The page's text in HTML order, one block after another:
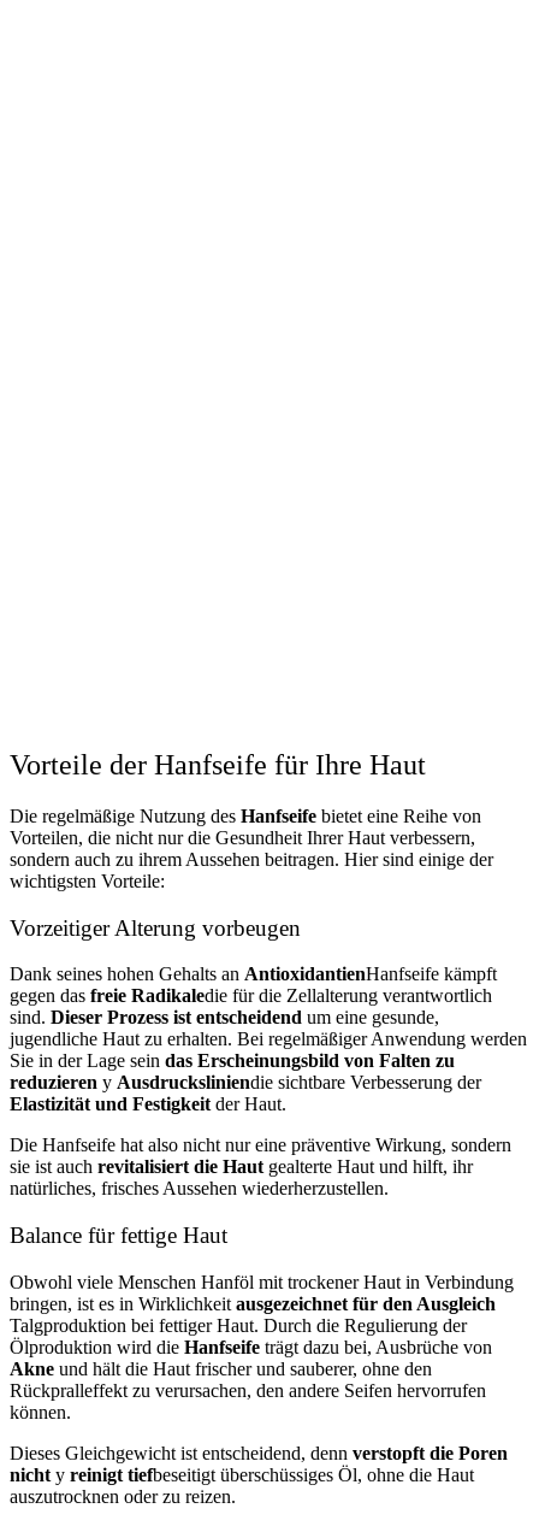
Vorteile der Hanfseife für Ihre Haut
Die regelmäßige Nutzung des Hanfseife bietet eine Reihe von
Vorteilen, die nicht nur die Gesundheit Ihrer Haut verbessern,
sondern auch zu ihrem Aussehen beitragen. Hier sind einige der
wichtigsten Vorteile:
Vorzeitiger Alterung vorbeugen
Dank seines hohen Gehalts an AntioxidantienHanfseife kämpft
gegen das freie Radikaledie für die Zellalterung verantwortlich
sind. Dieser Prozess ist entscheidend um eine gesunde,
jugendliche Haut zu erhalten. Bei regelmäßiger Anwendung werden
Sie in der Lage sein das Erscheinungsbild von Falten zu
reduzieren y Ausdrucksliniendie sichtbare Verbesserung der
Elastizität und Festigkeit der Haut.
Die Hanfseife hat also nicht nur eine präventive Wirkung, sondern
sie ist auch revitalisiert die Haut gealterte Haut und hilft, ihr
natürliches, frisches Aussehen wiederherzustellen.
Balance für fettige Haut
Obwohl viele Menschen Hanföl mit trockener Haut in Verbindung
bringen, ist es in Wirklichkeit ausgezeichnet für den Ausgleich
Talgproduktion bei fettiger Haut. Durch die Regulierung der
Ölproduktion wird die Hanfseife trägt dazu bei, Ausbrüche von
Akne und hält die Haut frischer und sauberer, ohne den
Rückpralleffekt zu verursachen, den andere Seifen hervorrufen
können.
Dieses Gleichgewicht ist entscheidend, denn verstopft die Poren
nicht y reinigt tiefbeseitigt überschüssiges Öl, ohne die Haut
auszutrocknen oder zu reizen.